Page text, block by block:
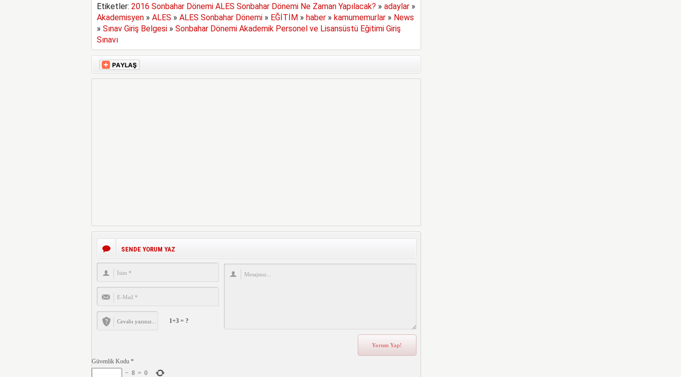
Etiketler: 2016 Sonbahar Dönemi ALES Sonbahar Dönemi Ne Zaman Yapılacak? » adaylar»
Akademisyen» ALES » ALES Sonbahar Dönemi» EĞİTİM» haber» kamumemurlar» News
» Sınav Giriş Belgesi» Sonbahar Dönemi Akademik Personel ve Lisansüstü Eğitimi Giriş
Sınavı
SENDE YORUM YAZ
1+3 = ?
Güvenlik Kodu *
− 8 = 0